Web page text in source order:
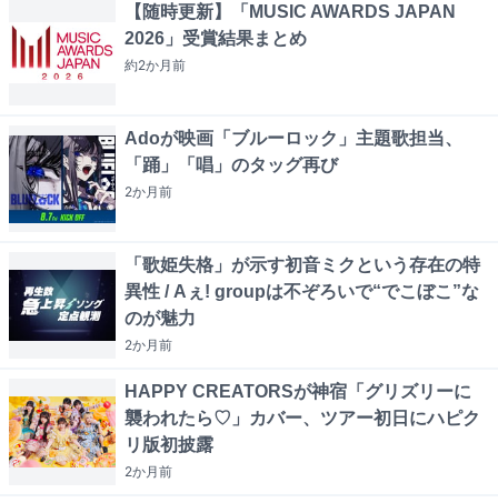
【随時更新】「MUSIC AWARDS JAPAN
2026」受賞結果まとめ
約2か月前
Adoが映画「ブルーロック」主題歌担当、
「踊」「唱」のタッグ再び
2か月前
「歌姫失格」が示す初音ミクという存在の特
異性 / Aぇ! groupは不ぞろいで“でこぼこ”な
のが魅力
2か月前
HAPPY CREATORSが神宿「グリズリーに
襲われたら♡」カバー、ツアー初日にハピク
リ版初披露
2か月前